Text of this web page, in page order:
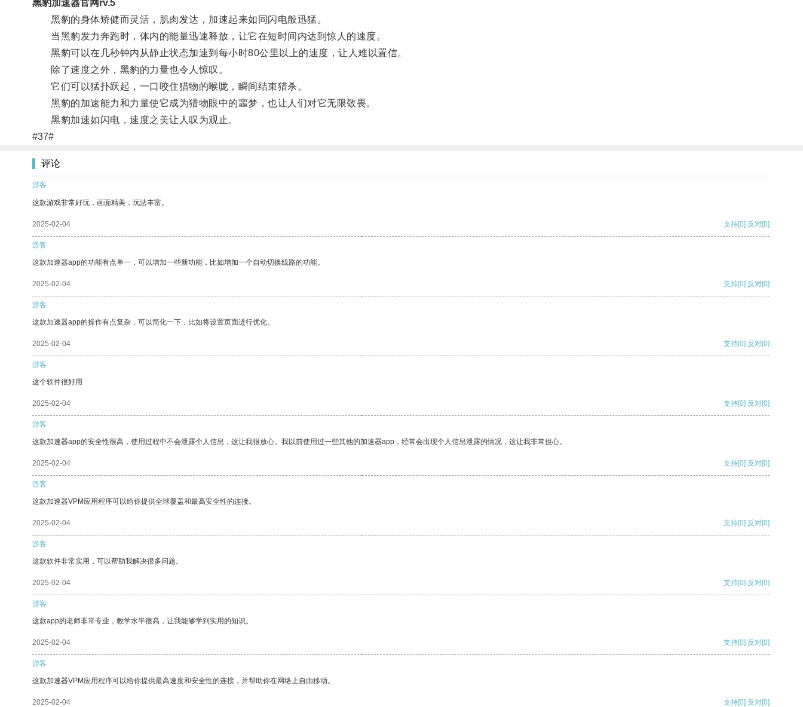
黑豹加速器官网rv.5
黑豹的身体矫健而灵活，肌肉发达，加速起来如同闪电般迅猛。
当黑豹发力奔跑时，体内的能量迅速释放，让它在短时间内达到惊人的速度。
黑豹可以在几秒钟内从静止状态加速到每小时80公里以上的速度，让人难以置信。
除了速度之外，黑豹的力量也令人惊叹。
它们可以猛扑跃起，一口咬住猎物的喉咙，瞬间结束猎杀。
黑豹的加速能力和力量使它成为猎物眼中的噩梦，也让人们对它无限敬畏。
黑豹加速如闪电，速度之美让人叹为观止。
#37#
评论
游客
这款游戏非常好玩，画面精美，玩法丰富。
2025-02-04 支持[0] 反对[0]
游客
这款加速器app的功能有点单一，可以增加一些新功能，比如增加一个自动切换线路的功能。
2025-02-04 支持[0] 反对[0]
游客
这款加速器app的操作有点复杂，可以简化一下，比如将设置页面进行优化。
2025-02-04 支持[0] 反对[0]
游客
这个软件很好用
2025-02-04 支持[0] 反对[0]
游客
这款加速器app的安全性很高，使用过程中不会泄露个人信息，这让我很放心。我以前使用过一些其他的加速器app，经常会出现个人信息泄露的情况，这让我非常担心。
2025-02-04 支持[0] 反对[0]
游客
这款加速器VPM应用程序可以给你提供全球覆盖和最高安全性的连接。
2025-02-04 支持[0] 反对[0]
游客
这款软件非常实用，可以帮助我解决很多问题。
2025-02-04 支持[0] 反对[0]
游客
这款app的老师非常专业，教学水平很高，让我能够学到实用的知识。
2025-02-04 支持[0] 反对[0]
游客
这款加速器VPM应用程序可以给你提供最高速度和安全性的连接，并帮助你在网络上自由移动。
2025-02-04 支持[0] 反对[0]